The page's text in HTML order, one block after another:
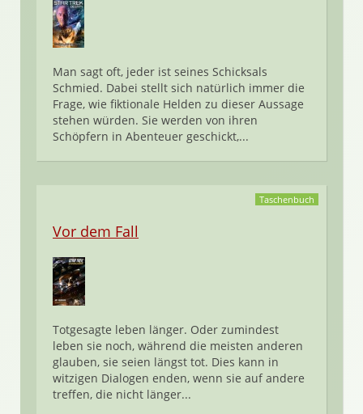
Man sagt oft, jeder ist seines Schicksals
Schmied. Dabei stellt sich natürlich immer die
Frage, wie fiktionale Helden zu dieser Aussage
stehen würden. Sie werden von ihren
Schöpfern in Abenteuer geschickt,...
Taschenbuch
Vor dem Fall
Totgesagte leben länger. Oder zumindest
leben sie noch, während die meisten anderen
glauben, sie seien längst tot. Dies kann in
witzigen Dialogen enden, wenn sie auf andere
treffen, die nicht länger...